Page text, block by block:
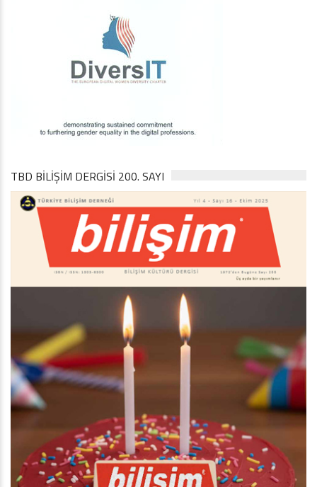
TBD BILIŞIM DERGISI 200. SAYI